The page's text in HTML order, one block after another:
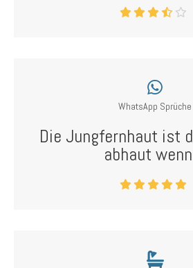
WhatsApp Sprüche
Die Jungfernhaut ist
abhaut